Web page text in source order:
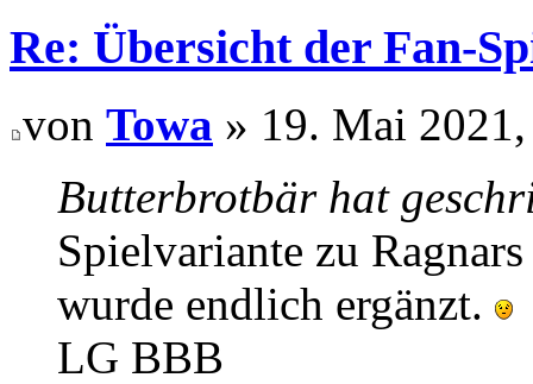
Re: Übersicht der Fan-
von Towa » 19. Mai
Butterbrotbär hat
Spielvariante zu
wurde endlich ergänzt.
LG BBB